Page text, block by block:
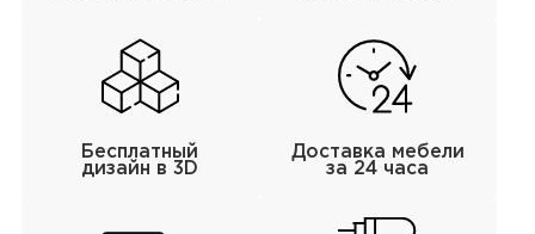
Бесплатный
дизайн в 3D
Доставка мебели
за 24 часа